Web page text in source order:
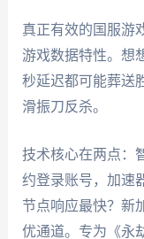
真正有效的国服游
游戏数据特性。想
秒延迟都可能葬送
滑振刀反杀。
技术核心在两点：
约登录账号，加
节点响应最快？新
优通道。专为《永